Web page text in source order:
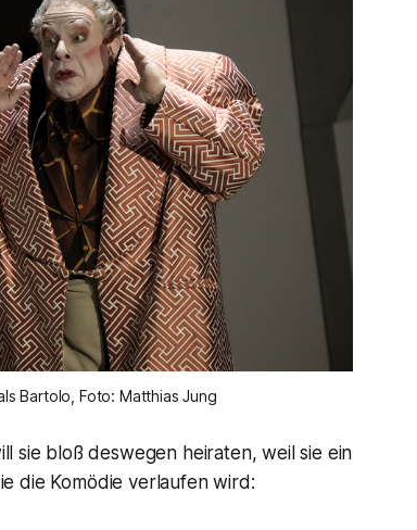
Bartolo, Foto: Matthias Jung
sie bloß deswegen heiraten, weil sie ein
die Komödie verlaufen wird: